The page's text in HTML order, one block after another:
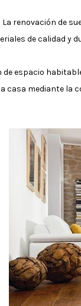
renovación de
de calidad y
espacio
casa mediante la